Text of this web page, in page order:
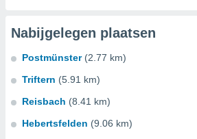
Nabijgelegen plaatsen
Postmünster (2.77 km)
Triftern (5.91 km)
Reisbach (8.41 km)
Hebertsfelden (9.06 km)